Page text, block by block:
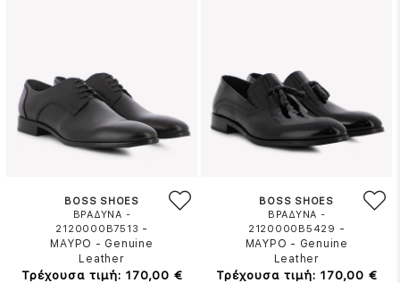
BOSS SHOES
ΒΡΑΔΥΝΑ -
2120000B7513 -
ΜΑΥΡΟ - Genuine
Leather
Τρέχουσα τιμή: 170,00 €
BOSS SHOES
ΒΡΑΔΥΝΑ -
2120000B5429 -
ΜΑΥΡΟ - Genuine
Leather
Τρέχουσα τιμή: 170,00 €